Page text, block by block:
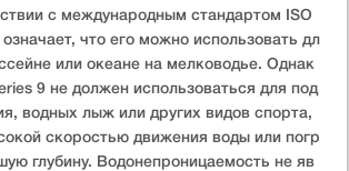
с международным стандартом ISO
что его можно использовать дл
или океане на мелководье. Однак
9 не должен использоваться для под
водных лыж или других видов спорта,
скоростью движения воды или погр
глубину. Водонепроницаемость не яв